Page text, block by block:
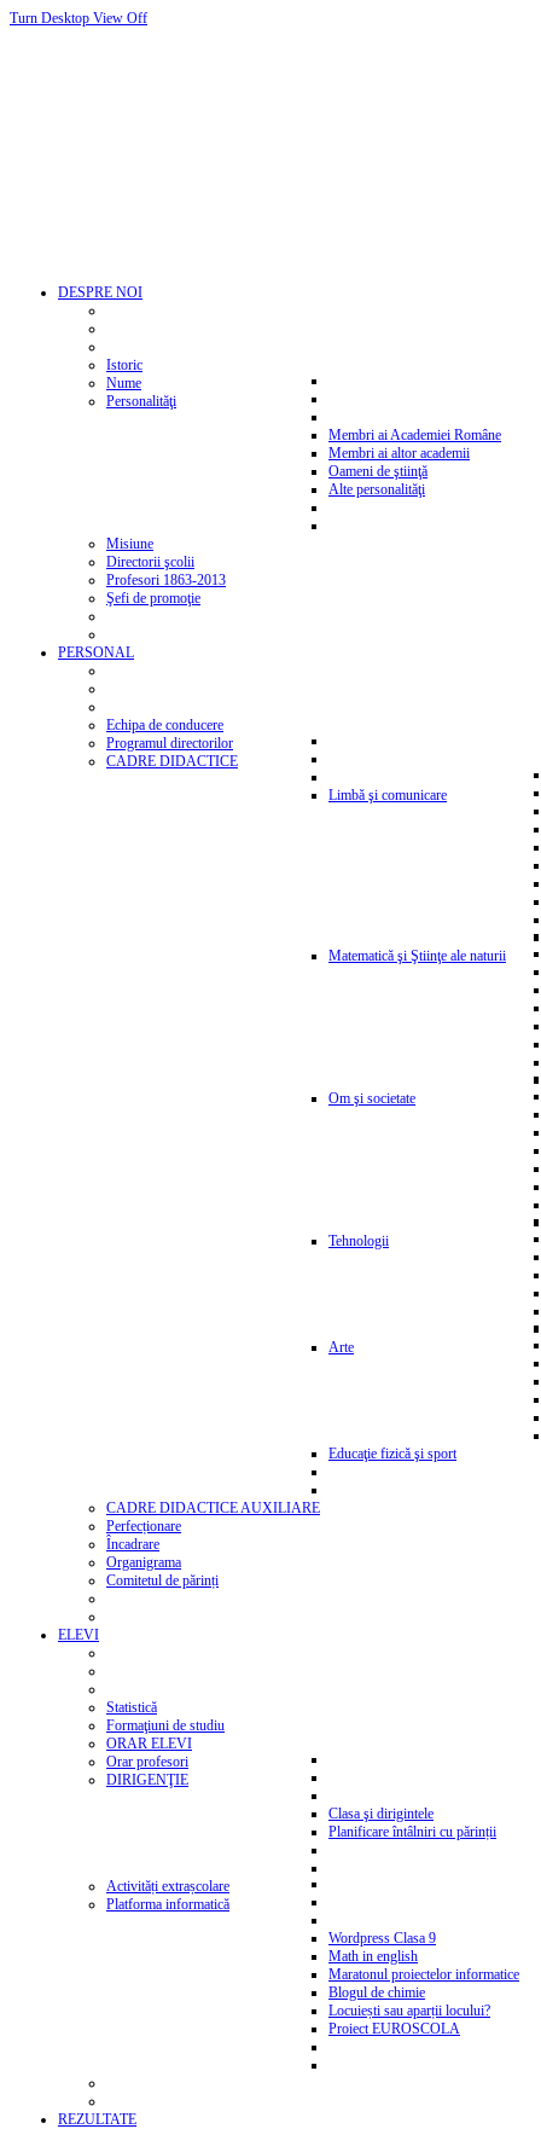
Turn Desktop View Off
DESPRE NOI
Istoric
Nume
Personalităţi
Membri ai Academiei Române
Membri ai altor academii
Oameni de ştiinţă
Alte personalităţi
Misiune
Directorii şcolii
Profesori 1863-2013
Şefi de promoţie
PERSONAL
Echipa de conducere
Programul directorilor
CADRE DIDACTICE
Limbă şi comunicare
Matematică şi Ştiinţe ale naturii
Om şi societate
Tehnologii
Arte
Educaţie fizică şi sport
CADRE DIDACTICE AUXILIARE
Perfecționare
Încadrare
Organigrama
Comitetul de părinți
ELEVI
Statistică
Formaţiuni de studiu
ORAR ELEVI
Orar profesori
DIRIGENŢIE
Clasa şi dirigintele
Planificare întâlniri cu părinții
Activități extrașcolare
Platforma informatică
Wordpress Clasa 9
Math in english
Maratonul proiectelor informatice
Blogul de chimie
Locuiești sau aparții locului?
Proiect EUROSCOLA
REZULTATE